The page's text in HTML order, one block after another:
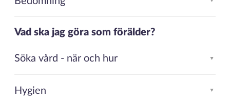
Vad ska jag göra som förälder?
Söka vård - när och hur ▲
Hygien ▲